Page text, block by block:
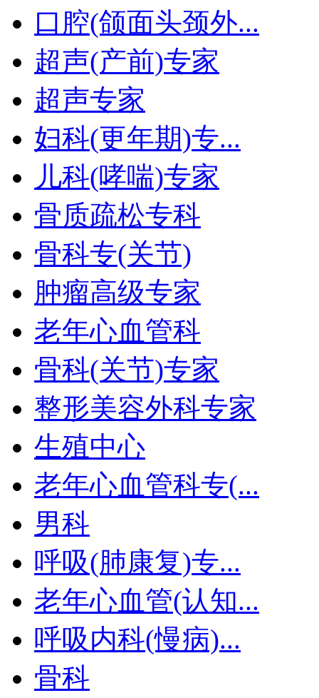
口腔(颌面头颈外...
超声(产前)专家
超声专家
妇科(更年期)专...
儿科(哮喘)专家
骨质疏松专科
骨科专(关节)
肿瘤高级专家
老年心血管科
骨科(关节)专家
整形美容外科专家
生殖中心
老年心血管科专(...
男科
呼吸(肺康复)专...
老年心血管(认知...
呼吸内科(慢病)...
骨科